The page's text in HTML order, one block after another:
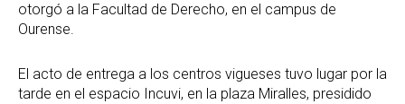
otorgó a la Facultad de Derecho, en el campus de
Ourense.
El acto de entrega a los centros vigueses tuvo lugar por la
tarde en el espacio Incuvi, en la plaza Miralles, presidido